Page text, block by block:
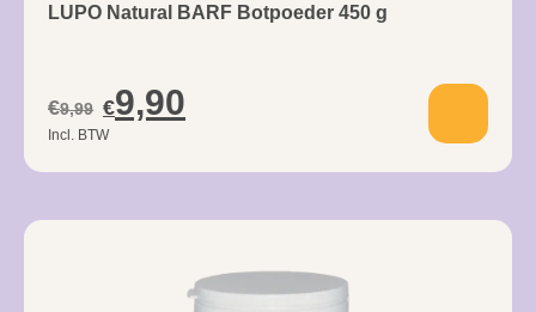
LUPO Natural BARF Botpoeder 450 g
€9,99 €9,90
Incl. BTW